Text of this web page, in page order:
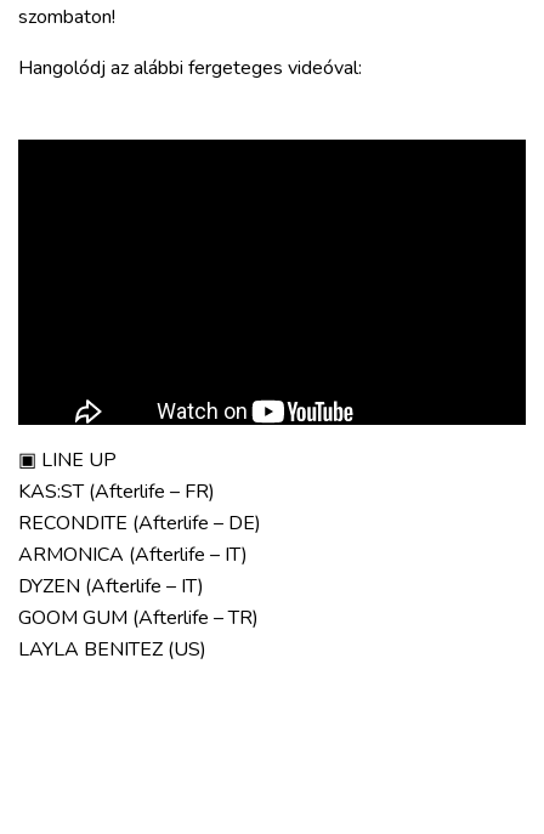
szombaton!
Hangolódj az alábbi fergeteges videóval:
▣ LINE UP
KAS:ST (Afterlife – FR)
RECONDITE (Afterlife – DE)
ARMONICA (Afterlife – IT)
DYZEN (Afterlife – IT)
GOOM GUM (Afterlife – TR)
LAYLA BENITEZ (US)